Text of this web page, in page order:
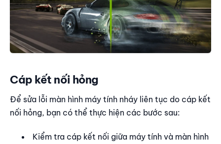
Cáp kết nối hỏng
Để sửa lỗi màn hình máy tính nháy liên tục do cáp kết
nối hỏng, bạn có thể thực hiện các bước sau:
Kiểm tra cáp kết nối giữa máy tính và màn hình